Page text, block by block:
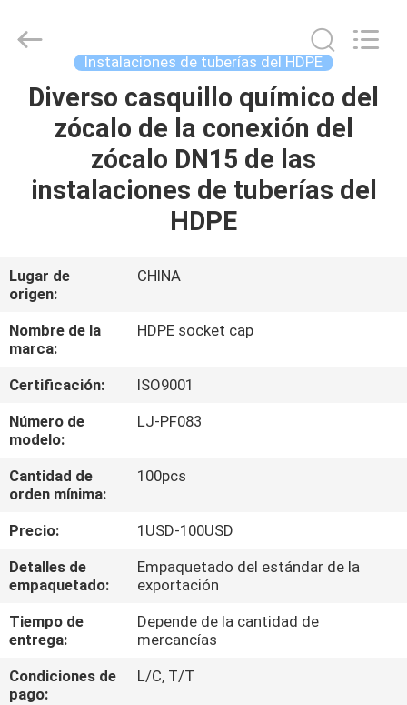
HOGAR
PRODUCTOS
VIAJE
DE
LA
FÁBRICA
CONTROL
DE
ÉNTRENOS
EN
CONTACTO
CON
Longjoy
Foreign
Reserved.
Instalaciones de tuberías del HDPE
Diverso casquillo químico del
zócalo de la conexión del
zócalo DN15 de las
instalaciones de tuberías del
HDPE
Lugar de
origen:
CHINA
Nombre de la
marca:
HDPE socket cap
Certificación:
ISO9001
Número de
modelo:
LJ-PF083
Cantidad de
orden mínima:
100pcs
Precio:
1USD-100USD
Detalles de
empaquetado:
Empaquetado del estándar de la
exportación
Tiempo de
entrega:
Depende de la cantidad de
mercancías
Condiciones de
pago:
L/C, T/T